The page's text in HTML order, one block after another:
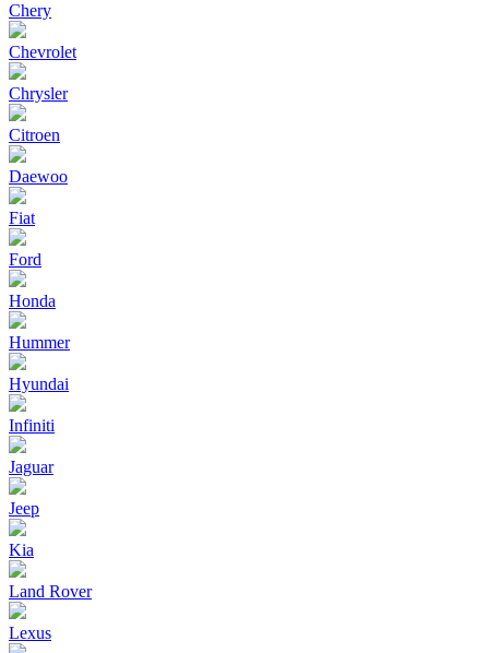
Chery
Chevrolet
Chrysler
Citroen
Daewoo
Fiat
Ford
Honda
Hummer
Hyundai
Infiniti
Jaguar
Jeep
Kia
Land Rover
Lexus